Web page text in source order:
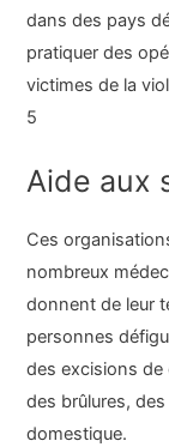
dans des pays
pratiquer des
victimes de la
5
Aide aux
Ces
nombreux
donnent de leur
personnes
des excisions de
des brûlures,
domestique.